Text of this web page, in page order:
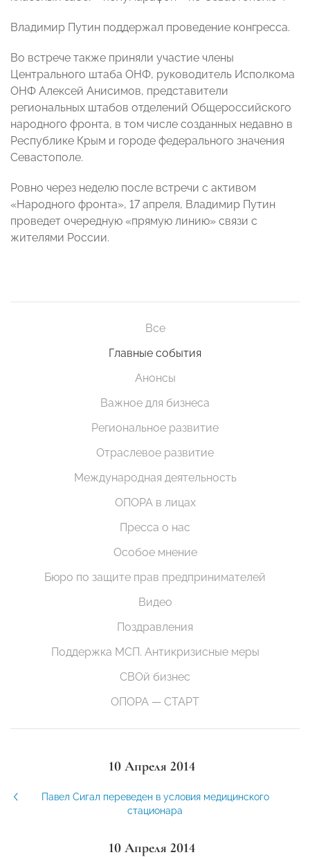
Владимир Путин поддержал проведение конгресса.
Во встрече также приняли участие члены
Центрального штаба ОНФ, руководитель Исполкома
ОНФ Алексей Анисимов, представители
региональных штабов отделений Общероссийского
народного фронта, в том числе созданных недавно в
Республике Крым и городе федерального значения
Севастополе.
Ровно через неделю после встречи с активом
«Народного фронта», 17 апреля, Владимир Путин
проведет очередную «прямую линию» связи с
жителями России.
Все
Главные события
Анонсы
Важное для бизнеса
Региональное развитие
Отраслевое развитие
Международная деятельность
ОПОРА в лицах
Пресса о нас
Особое мнение
Бюро по защите прав предпринимателей
Видео
Поздравления
Поддержка МСП. Антикризисные меры
СВОй бизнес
ОПОРА — СТАРТ
10 Апреля 2014
Павел Сигал переведен в условия медицинского
стационара
10 Апреля 2014